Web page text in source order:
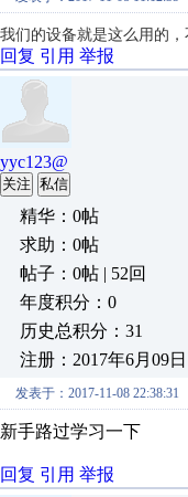
我们的设备就是这么用的
回复 引用 举报
yyc123@
关注 私信
精华：0帖
求助：0帖
帖子：0帖 | 52回
年度积分：0
历史总积分：31
注册：2017年6月09日
发表于：2017-11-08 22:38:31
新手路过学习一下
回复 引用 举报